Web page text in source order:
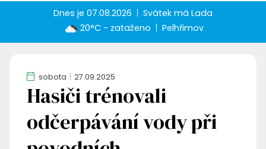
Dnes je07.08.2026 Svátek má Lada
20°C - zataženo
Pelhřimov
sobota 27.09.2025
Hasiči trénovali
odčerpávání vody při